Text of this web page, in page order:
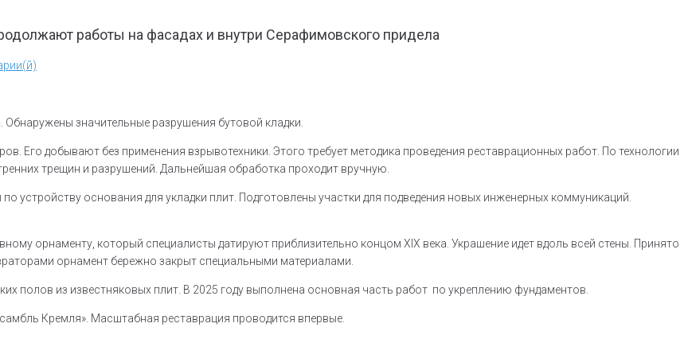
работы на фасадах и внутри Серафимовского придела
значительные разрушения бутовой кладки.
Его добывают без применения взрывотехники. Этого требует методика проведения реставрационных работ. По технологии
трещин и разрушений. Дальнейшая обработка проходит вручную.
устройству основания для укладки плит. Подготовлены участки для подведения новых инженерных коммуникаций.
орнаменту, который специалисты датируют приблизительно концом XIX века. Украшение идет вдоль всей стены. Принято
орнамент бережно закрыт специальными материалами.
полов из известняковых плит. В 2025 году выполнена основная часть работ по укреплению фундаментов.
Кремля». Масштабная реставрация проводится впервые.